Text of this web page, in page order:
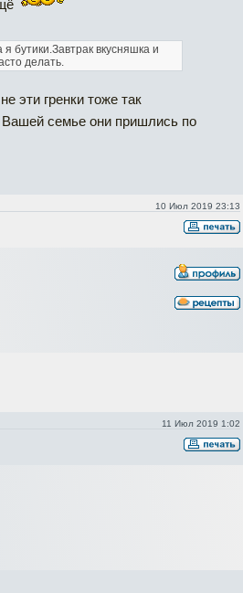
бутики.Завтрак вкусняшка и
делать.
эти гренки тоже так
Вашей семье они пришлись по
10 Июл 2019 23:13
11 Июл 2019 1:02